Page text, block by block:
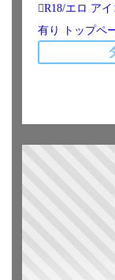
R18/エロ アイ
有り
トップペ